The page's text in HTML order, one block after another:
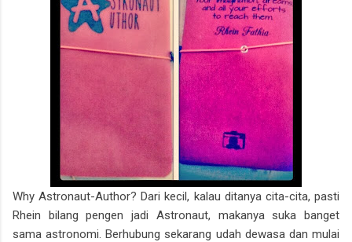
Why Astronaut-Author? Dari kecil, kalau ditanya cita-cita, pasti
Rhein bilang pengen jadi Astronaut, makanya suka banget
sama astronomi. Berhubung sekarang udah dewasa dan mulai